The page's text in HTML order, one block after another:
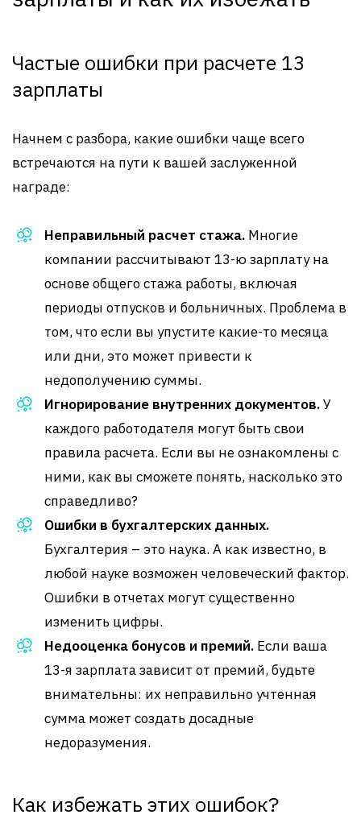
Частые ошибки при расчете 13
зарплаты
Начнем с разбора, какие ошибки чаще всего
встречаются на пути к вашей заслуженной
награде:
Неправильный расчет стажа. Многие
компании рассчитывают 13-ю зарплату на
основе общего стажа работы, включая
периоды отпусков и больничных. Проблема в
том, что если вы упустите какие-то месяца
или дни, это может привести к
недополучению суммы.
Игнорирование внутренних документов.У
каждого работодателя могут быть свои
правила расчета. Если вы не ознакомлены с
ними, как вы сможете понять, насколько это
справедливо?
Ошибки в бухгалтерских данных.
Бухгалтерия – это наука. А как известно, в
любой науке возможен человеческий фактор.
Ошибки в отчетах могут существенно
изменить цифры.
Недооценка бонусов и премий. Если ваша
13-я зарплата зависит от премий, будьте
внимательны: их неправильно учтенная
сумма может создать досадные
недоразумения.
Как избежать этих ошибок?